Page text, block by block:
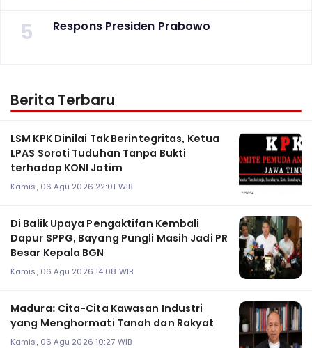
5 Respons Presiden Prabowo
Berita Terbaru
LSM KPK Dinilai Tak Berintegritas, Ketua
LPAS Soroti Tuduhan Tanpa Bukti
terhadap KONI Jatim
Kamis, 06 Agu 2026 22:01 WIB
Di Balik Upaya Pengaktifan Kembali
Dapur SPPG, Bayang Pungli Masih Jadi PR
Besar Kepala BGN
Kamis, 06 Agu 2026 14:08 WIB
Madura: Cita-Cita Kawasan Industri
yang Menghormati Tanah dan Rakyat
Kamis, 06 Agu 2026 10:27 WIB